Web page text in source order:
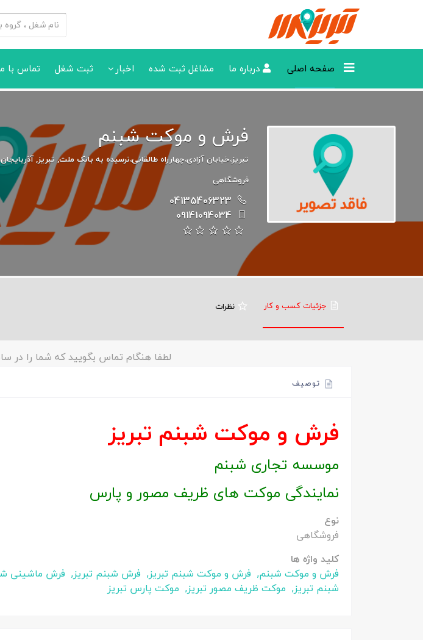
صفحه اصلی درباره ما مشاغل ثبت شده اخبار ثبت شغل تماس با
فرش و موکت شبنم
تبریز،خیابان آزادی،چهارراه طالقانی،نرسیده به بانک ملت, تبریز,
فروشگاهی
04135406323
09141094034
جزئیات کسب و کار نظرات
لطفا هنگام تماس بگویید که شما را در سامانه
توصیف
فرش و موکت شبنم تبریز
موسسه تجاری شبنم
نمایندگی موکت های ظریف مصور و پارس
نوع
فروشگاهی
کلید واژه ها
فرش و موکت شبنم, فرش و موکت شبنم تبریز, فرش شبنم تبریز, فرش ماشینی
شبنم تبریز, موکت ظریف مصور تبریز, موکت پارس تبریز